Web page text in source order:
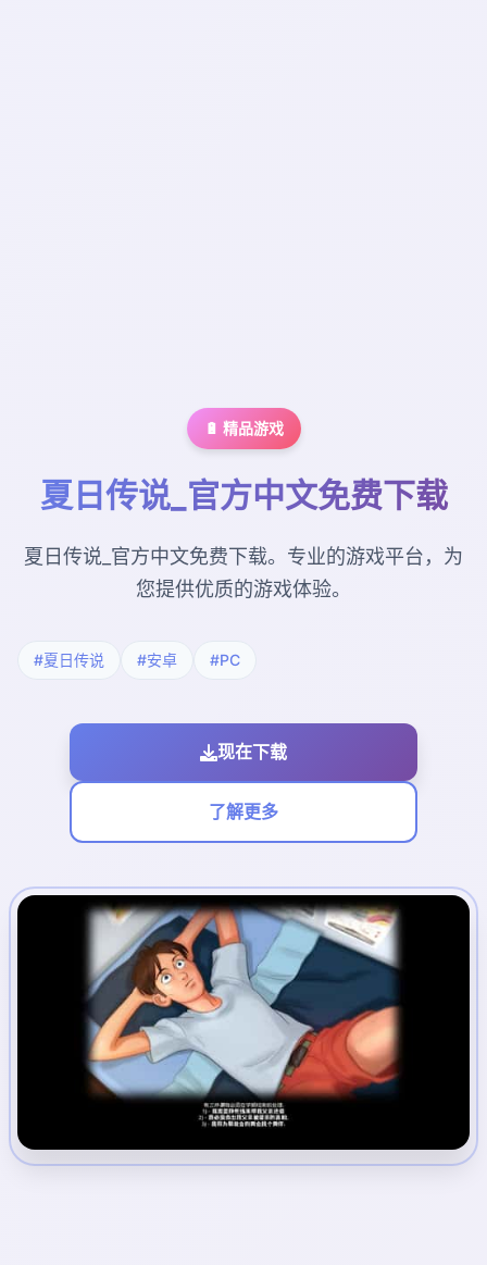
🔋 精品游戏
夏日传说_官方中文免费下载
夏日传说_官方中文免费下载。专业的游戏平台，为
您提供优质的游戏体验。
#夏日传说 #安卓 #PC
现在下载
了解更多